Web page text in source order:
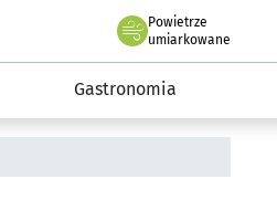
Powietrze
we Wrocławiu
umiarkowane
Gastronomia